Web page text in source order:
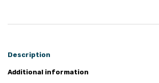
Description
Additional information